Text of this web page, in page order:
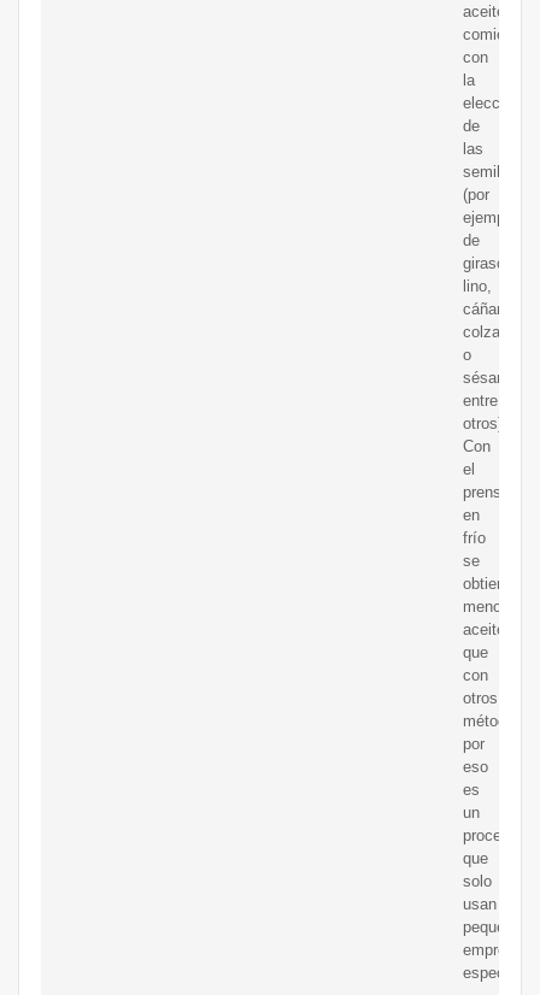
aceite
comienza
con
la
elección
de
las
semillas
(por
ejemplo,
de
girasol,
lino,
cáñamo,
colza
o
sésamo,
entre
otros).
Con
el
prensado
en
frío
se
obtiene
menos
aceite
que
con
otros
métodos,
por
eso
es
un
proceso
que
solo
usan
pequeñas
empresas